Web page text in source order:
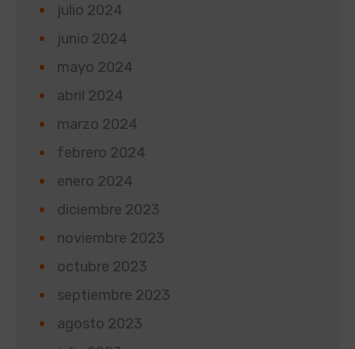
julio 2024
junio 2024
mayo 2024
abril 2024
marzo 2024
febrero 2024
enero 2024
diciembre 2023
noviembre 2023
octubre 2023
septiembre 2023
agosto 2023